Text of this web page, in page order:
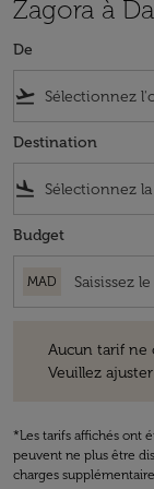
Zagora à
De
flight_takeoff
Destination
flight_land
Budget
MAD
Aucun tarif ne
Veuillez
*Les tarifs affichés ont
peuvent ne plus être
charges